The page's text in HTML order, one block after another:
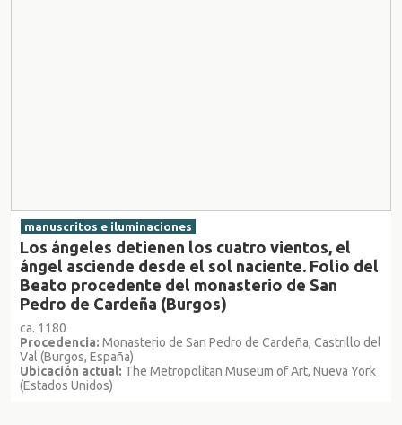
manuscritos e iluminaciones
Los ángeles detienen los cuatro vientos, el
ángel asciende desde el sol naciente. Folio del
Beato procedente del monasterio de San
Pedro de Cardeña (Burgos)
ca. 1180
Procedencia: Monasterio de San Pedro de Cardeña, Castrillo del
Val (Burgos, España)
Ubicación actual: The Metropolitan Museum of Art, Nueva York
(Estados Unidos)